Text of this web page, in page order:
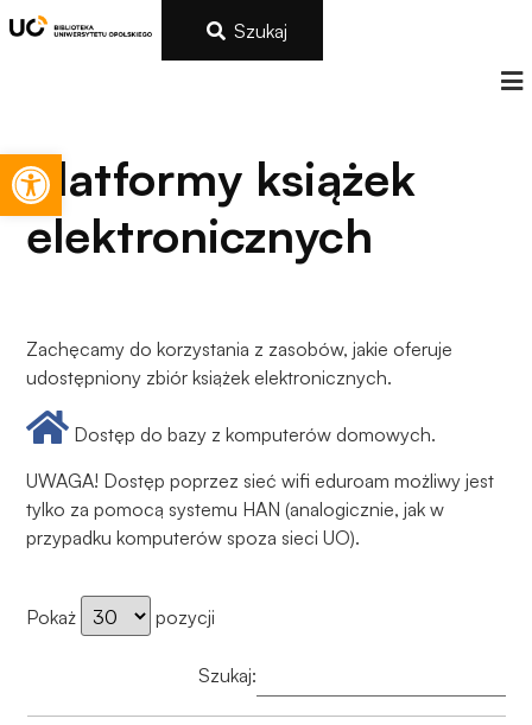
Otwórz pasek narzędzi
Szukaj
Platformy książek
elektronicznych
Zachęcamy do korzystania z zasobów, jakie oferuje
udostępniony zbiór książek elektronicznych.
Dostęp do bazy z komputerów domowych.
UWAGA! Dostęp poprzez sieć wifi eduroam możliwy jest
tylko za pomocą systemu HAN (analogicznie, jak w
przypadku komputerów spoza sieci UO).
Pokaż pozycji
Szukaj: